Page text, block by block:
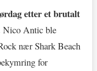
etter et brutalt
Nico Antic ble
nær Shark Beach
for